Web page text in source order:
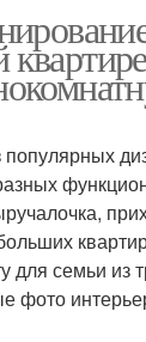
для семьи из
фото